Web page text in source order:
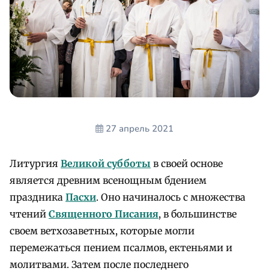
27 апрель 2021
Литургия Великой субботы в своей основе
является древним всенощным бдением
праздника Пасхи. Оно начиналось с множества
чтений Священного Писания, в большинстве
своем ветхозаветных, которые могли
перемежаться пением псалмов, ектеньями и
молитвами. Затем после последнего